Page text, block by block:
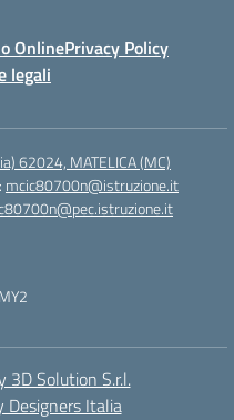
OnlinePrivacy Policy
legali
62024, MATELICA (MC)
mcic80700n@istruzione.it
3D Solution S.r.l.
Designers Italia